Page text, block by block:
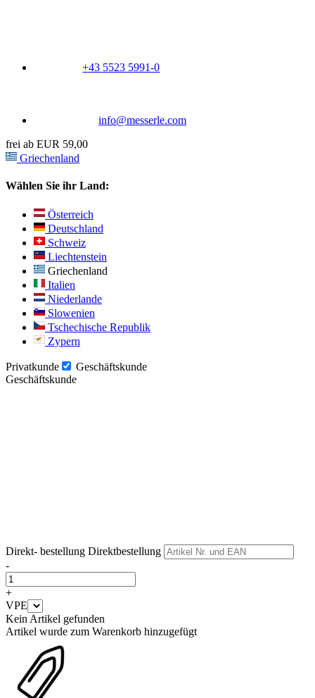
+43 5523 5991-0
info@messerle.com
frei ab EUR 59,00
Griechenland
Wählen Sie ihr Land:
Österreich
Deutschland
Schweiz
Liechtenstein
Griechenland
Italien
Niederlande
Slowenien
Tschechische Republik
Zypern
Privatkunde
Geschäftskunde
Geschäftskunde
Direkt- bestellung Direktbestellung
-
+
VPE
Kein Artikel gefunden
Artikel wurde zum Warenkorb hinzugefügt